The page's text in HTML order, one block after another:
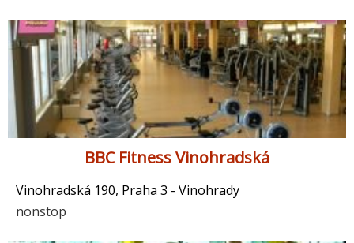
BBC Fitness Vinohradská
Vinohradská 190, Praha 3 - Vinohrady
nonstop